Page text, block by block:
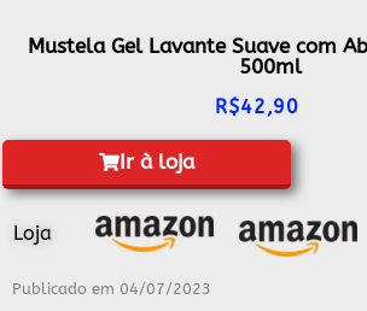
Mustela Gel Lavante Suave com
500ml
R$42,90
Ir à loja
Loja
Publicado em 04/07/2023